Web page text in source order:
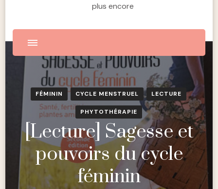
plus encore
FÉMININ CYCLE MENSTRUEL LECTURE
PHYTOTHÉRAPIE
[Lecture] Sagesse et
pouvoirs du cycle
féminin